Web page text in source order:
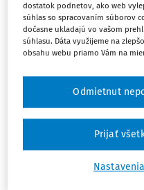
Celý odborný
dostupný
obsahu a
zdarma, stačí
Vďaka
dostatok podnetov, ako web
súhlas so spracovaním súborov
dočasne ukladajú vo vašom
súhlasu. Dáta využijeme na
obsahu webu priamo Vám na
Odmietnut
Prijať